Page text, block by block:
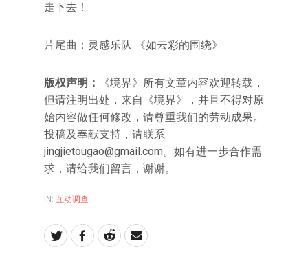
走下去！
片尾曲：灵感乐队 《如云彩的围绕》
版权声明：
《境界》所有文章内容欢迎转载，
但请注明出处，来自《境界》，并且不得对原
始内容做任何修改，请尊重我们的劳动成果。
投稿及奉献支持，请联系
jingjietougao@gmail.com。如有进一步合作需
求，请给我们留言，谢谢。
IN: 互动调查